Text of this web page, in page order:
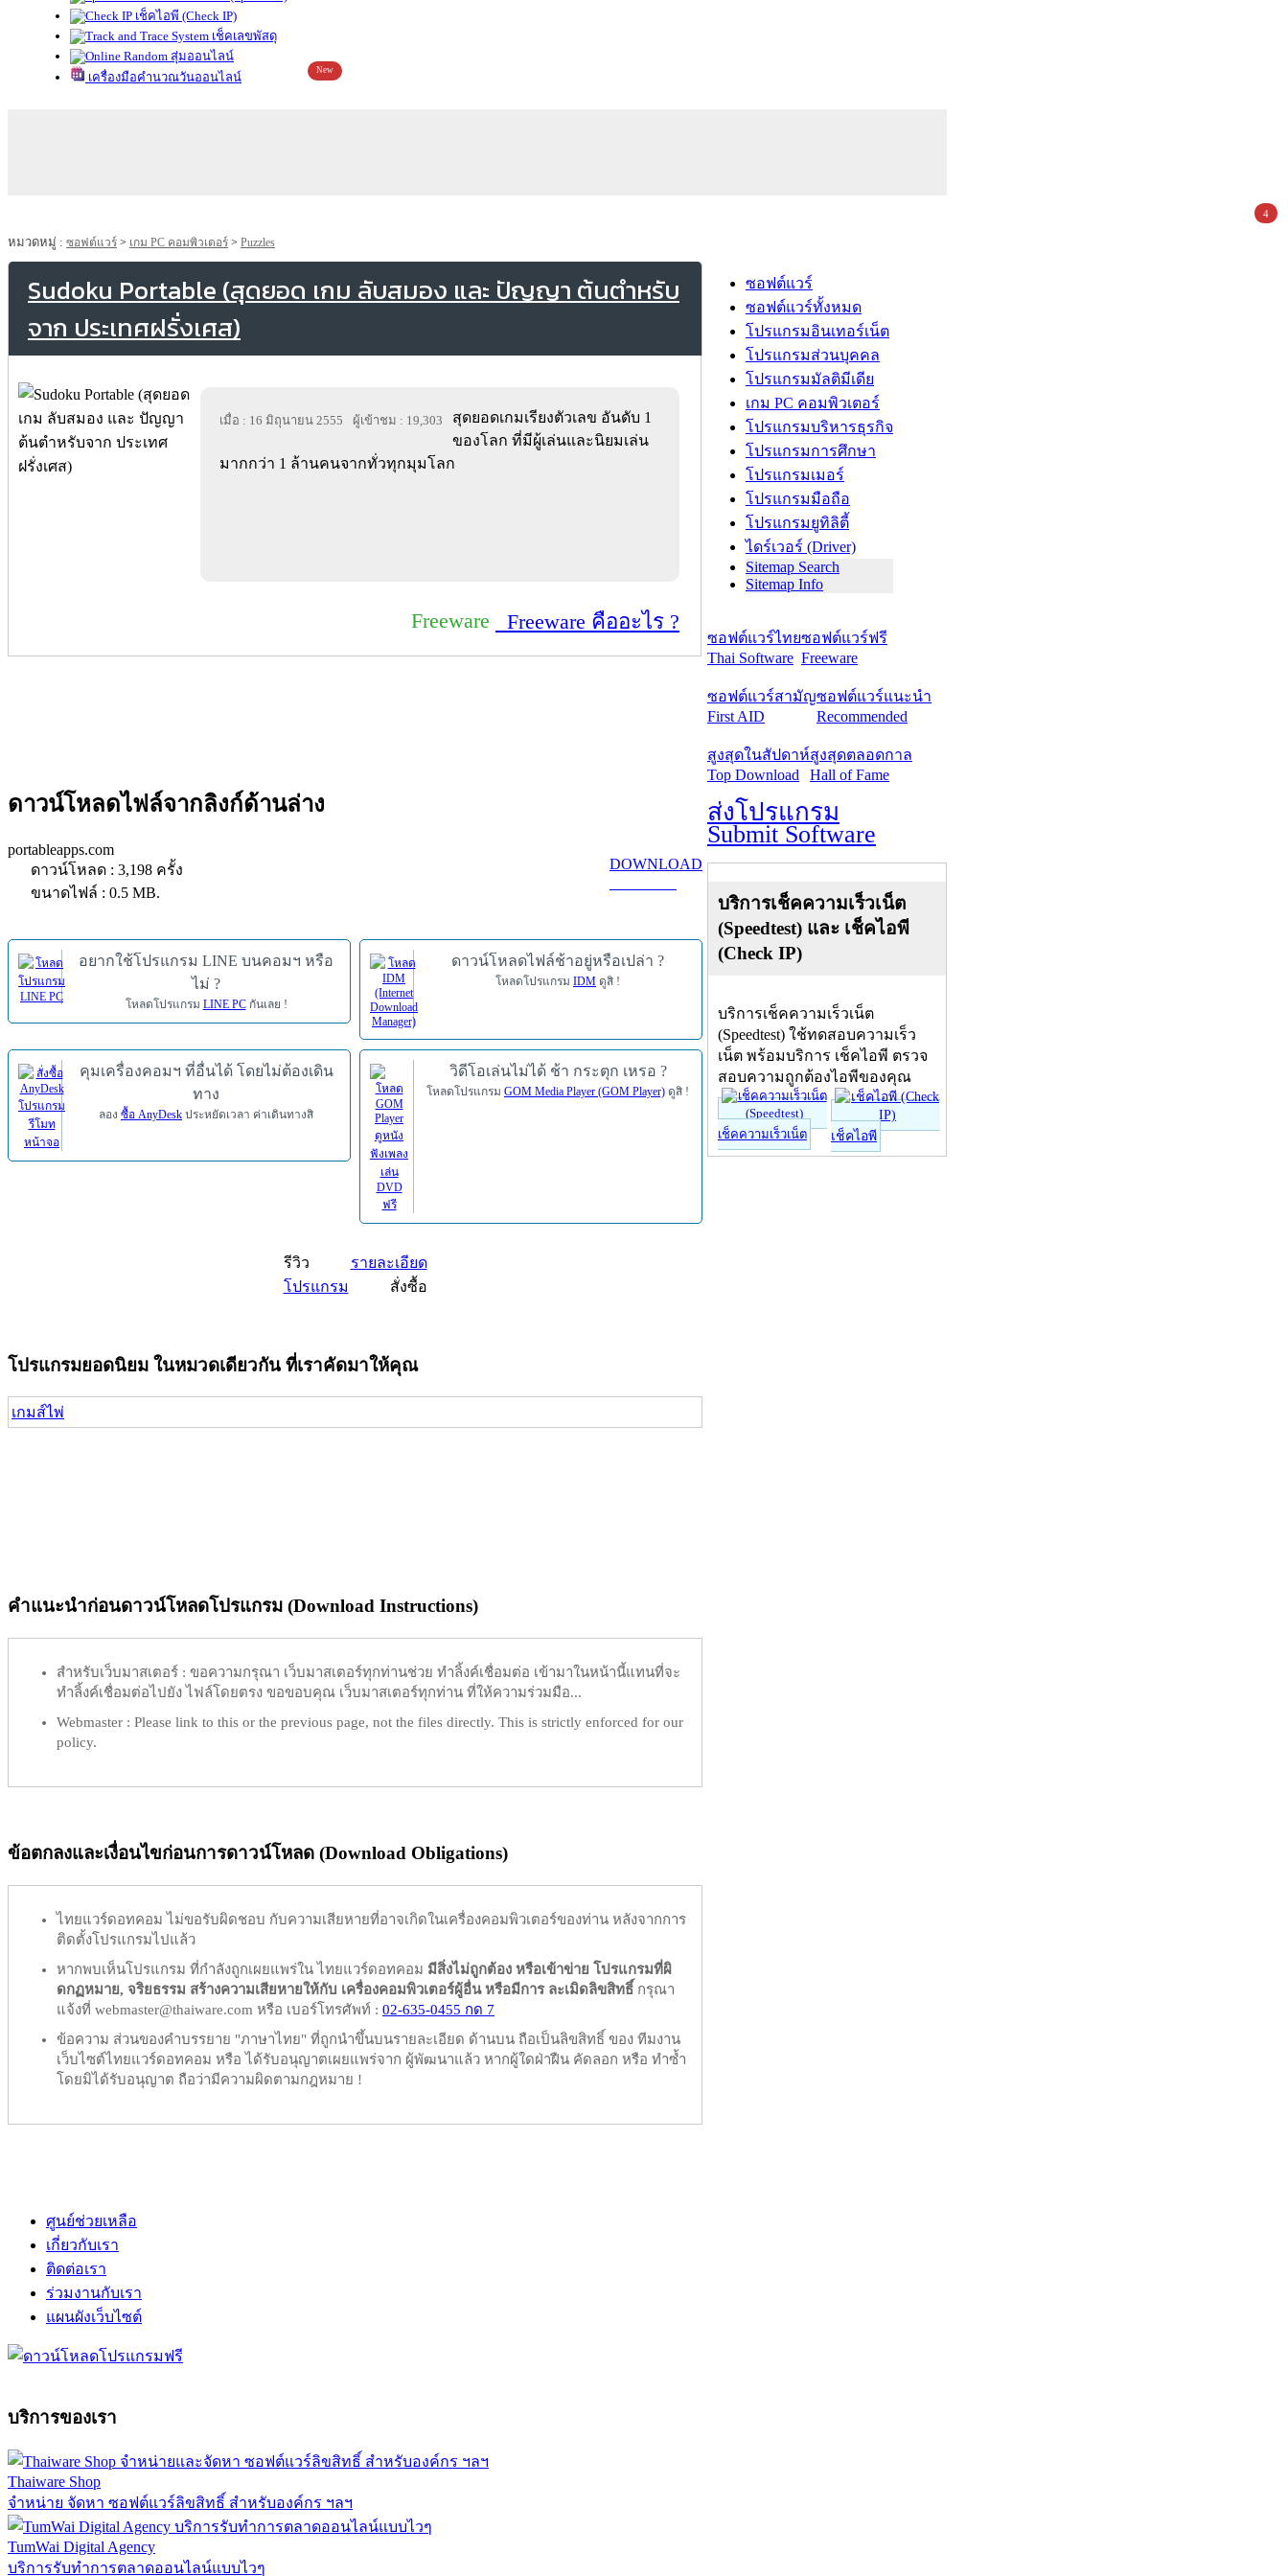
เช็คไอพี (Check IP)
เช็คเลขพัสดุ
สุ่มออนไลน์
เครื่องมือคำนวณวันออนไลน์
New
หมวดหมู่ : ซอฟต์แวร์ > เกม PC คอมพิวเตอร์ > Puzzles
Sudoku Portable (สุดยอด เกม ลับสมอง และ ปัญญา ต้นตำหรับ
จาก ประเทศฝรั่งเศส)
เมื่อ : 16 มิถุนายน 2555 ผู้เข้าชม : 19,303
สุดยอดเกมเรียงตัวเลข อันดับ 1
ของโลก ที่มีผู้เล่นและนิยมเล่น
มากกว่า 1 ล้านคนจากทั่วทุกมุมโลก
Freeware Freeware คืออะไร ?
ดาวน์โหลดไฟล์จากลิงก์ด้านล่าง
portableapps.com
ดาวน์โหลด : 3,198 ครั้ง
ขนาดไฟล์ : 0.5 MB.
DOWNLOAD
อยากใช้โปรแกรม LINE บนคอมฯ หรือ
ไม่ ?
โหลดโปรแกรม LINE PCกันเลย !
ดาวน์โหลดไฟล์ช้าอยู่หรือเปล่า ?
โหลดโปรแกรม IDM ดูสิ !
คุมเครื่องคอมฯ ที่อื่นได้ โดยไม่ต้องเดิน
ทาง
ลอง ซื้อ AnyDesk ประหยัดเวลา ค่าเดินทางสิ
วิดีโอเล่นไม่ได้ ช้า กระตุก เหรอ ?
โหลดโปรแกรม GOM Media Player (GOM Player) ดูสิ !
รีวิว
รายละเอียด
โปรแกรม
สั่งซื้อ
โปรแกรมยอดนิยม ในหมวดเดียวกัน ที่เราคัดมาให้คุณ
เกมส์ไพ่
คำแนะนำก่อนดาวน์โหลดโปรแกรม (Download Instructions)
สำหรับเว็บมาสเตอร์ : ขอความกรุณา เว็บมาสเตอร์ทุกท่านช่วย ทำลิ้งค์เชื่อมต่อ เข้ามาในหน้านี้แทนที่จะ
ทำลิ้งค์เชื่อมต่อไปยัง ไฟล์โดยตรง ขอขอบคุณ เว็บมาสเตอร์ทุกท่าน ที่ให้ความร่วมมือ...
Webmaster : Please link to this or the previous page, not the files directly. This is strictly enforced for our
policy.
ข้อตกลงและเงื่อนไขก่อนการดาวน์โหลด (Download Obligations)
ไทยแวร์ดอทคอม ไม่ขอรับผิดชอบ กับความเสียหายที่อาจเกิดในเครื่องคอมพิวเตอร์ของท่าน หลังจากการ
ติดตั้งโปรแกรมไปแล้ว
หากพบเห็นโปรแกรม ที่กำลังถูกเผยแพร่ใน ไทยแวร์ดอทคอม มีสิ่งไม่ถูกต้อง หรือเข้าข่าย โปรแกรมที่ผิ
ดกฏหมาย, จริยธรรม สร้างความเสียหายให้กับ เครื่องคอมพิวเตอร์ผู้อื่น หรือมีการ ละเมิดลิขสิทธิ์ กรุณา
แจ้งที่ webmaster@thaiware.com หรือ เบอร์โทรศัพท์ : 02-635-0455 กด 7
ข้อความ ส่วนของคำบรรยาย "ภาษาไทย" ที่ถูกนำขึ้นบนรายละเอียด ด้านบน ถือเป็นลิขสิทธิ์ ของ ทีมงาน
เว็บไซต์ไทยแวร์ดอทคอม หรือ ได้รับอนุญาตเผยแพร่จาก ผู้พัฒนาแล้ว หากผู้ใดฝ่าฝืน คัดลอก หรือ ทำซ้ำ
โดยมิได้รับอนุญาต ถือว่ามีความผิดตามกฎหมาย !
ซอฟต์แวร์
ซอฟต์แวร์ทั้งหมด
โปรแกรมอินเทอร์เน็ต
โปรแกรมส่วนบุคคล
โปรแกรมมัลติมีเดีย
เกม PC คอมพิวเตอร์
โปรแกรมบริหารธุรกิจ
โปรแกรมการศึกษา
โปรแกรมเมอร์
โปรแกรมมือถือ
โปรแกรมยูทิลิตี้
ไดร์เวอร์ (Driver)
Sitemap Search
Sitemap Info
ซอฟต์แวร์ไทย
Thai Software
ซอฟต์แวร์ฟรี
Freeware
ซอฟต์แวร์สามัญ
First AID
ซอฟต์แวร์แนะนำ
Recommended
สูงสุดในสัปดาห์
Top Download
สูงสุดตลอดกาล
Hall of Fame
ส่งโปรแกรม
Submit Software
บริการเช็คความเร็วเน็ต
(Speedtest) และ เช็คไอพี
(Check IP)
บริการเช็คความเร็วเน็ต
(Speedtest) ใช้ทดสอบความเร็ว
เน็ต พร้อมบริการ เช็คไอพี ตรวจ
สอบความถูกต้องไอพีของคุณ
เช็คความเร็วเน็ต เช็คไอพี
ศูนย์ช่วยเหลือ
เกี่ยวกับเรา
ติดต่อเรา
ร่วมงานกับเรา
4
แผนผังเว็บไซต์
บริการของเรา
Thaiware Shop
จำหน่าย จัดหา ซอฟต์แวร์ลิขสิทธิ์ สำหรับองค์กร ฯลฯ
TumWai Digital Agency
บริการรับทำการตลาดออนไลน์แบบไวๆ